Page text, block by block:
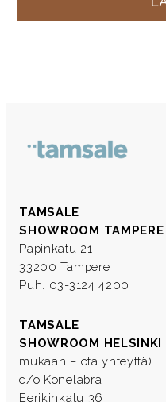
TAMSALE
SHOWROOM TAMPERE
Papinkatu 21
33200 Tampere
Puh. 03-3124 4200
TAMSALE
SHOWROOM HELSINKI
mukaan – ota yhteyttä)
c/o Konelabra
Eerikinkatu 36